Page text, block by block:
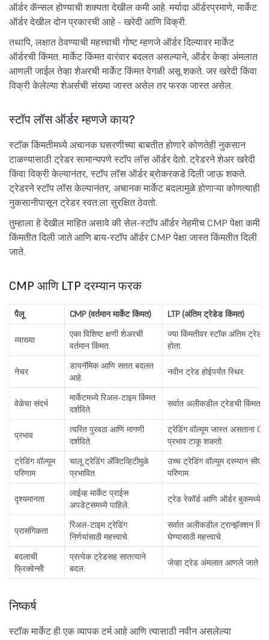
ऑर्डर कॅन्सल होण्याची शक्यता देखील कमी आहे. मर्यादा ऑर्डरप्रमाणे, मार्केट
ऑर्डर देखील दोन प्रकारची आहे - खरेदी आणि विक्री.
तथापि, लक्षात ठेवण्याची महत्त्वाची गोष्ट म्हणजे ऑर्डर दिल्यावर मार्केट
ऑर्डरची किंमत. मार्केट किंमत वारंवार बदलत असल्याने, ऑर्डर केव्हा अंमलात
आणली जाईल तेव्हा शेअरची मार्केट किंमत वेगळी असू शकते. जर खरेदी किंवा
विक्री केलेल्या शेअर्सची संख्या जास्त असेल तर फरक जास्त असेल.
स्टॉप लॉस ऑर्डर म्हणजे काय?
स्टॉक किंमतीमध्ये अचानक घसरणीच्या बाबतीत होणारे कोणतेही नुकसान
टाळण्यासाठी ट्रेडर सामान्यपणे स्टॉप लॉस ऑर्डर देतो. ट्रेडरने शेअर खरेदी
किंवा विक्री केल्यानंतर, स्टॉप लॉस ऑर्डर ब्रोकरकडे दिली जाऊ शकते.
ट्रेडरने स्टॉप लॉस केल्यानंतर, अचानक मार्केट बदलामुळे होणाऱ्या कोणत्याही
नुकसानीपासून ट्रेडर स्वत:ला सुरक्षित ठेवतो.
तुम्हाला हे देखील माहित असावे की सेल-स्टॉप ऑर्डर नेहमीच CMP पेक्षा कमी
किंमतीत दिली जाते आणि बाय-स्टॉप ऑर्डर CMP पेक्षा जास्त किंमतीत दिली
जाते.
CMP आणि LTP दरम्यान फरक
पैलू CMP (वर्तमान मार्केट किंमत) LTP (अंतिम ट्रेडेड किंमत)
व्याख्या
एका विशिष्ट क्षणी शेअरची
वर्तमान किंमत.
ज्या किंमतीवर स्टॉक अंतिम ट्रेड
होता.
नेचर
डायनॅमिक आणि सतत बदलत
आहे.
नवीन ट्रेड होईपर्यंत स्थिर.
वेळेचा संदर्भ
मार्केटमध्ये रिअल-टाइम किंमत
दर्शविते.
सर्वात अलीकडील ट्रेडची किंमत
प्रभाव
त्वरित पुरवठा आणि मागणी
दर्शविते.
ट्रेडिंग वॉल्यूम जास्त असताना
प्रभाव टाकू शकतो.
ट्रेडिंग वॉल्यूम
परिणाम
चालू ट्रेडिंग ॲक्टिव्हिटीमुळे
प्रभावित.
उच्च ट्रेडिंग वॉल्यूम दरम्यान
परिणाम.
दृश्यमानता
लाईव्ह मार्केट प्राईस
अपडेट्समध्ये पाहिले.
ट्रेड रेकॉर्ड आणि ऑर्डर बुकमध्ये
प्रासंगिकता
रिअल-टाइम ट्रेडिंग
निर्णयांसाठी महत्त्वाचे.
सर्वात अलीकडील ट्रान्झॅक्शन
घेण्यासाठी महत्त्वाचे.
बदलाची
फ्रिक्वेन्सी
प्रत्येक ट्रेडसह सातत्याने
बदल.
जेव्हा ट्रेड अंमलात आणले जाते
निष्कर्ष
स्टॉक मार्केट ही एक व्यापक टर्म आहे आणि त्यासाठी नवीन असलेल्या